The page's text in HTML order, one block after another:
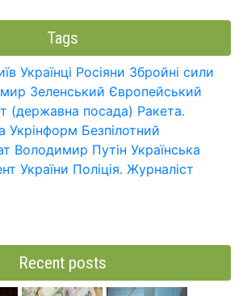
Tags
Українці Росіяни Збройні сили
Зеленський Європейський
(державна посада) Ракета.
Укрінформ Безпілотний
Володимир Путін Українська
України Поліція. Журналіст
Recent posts